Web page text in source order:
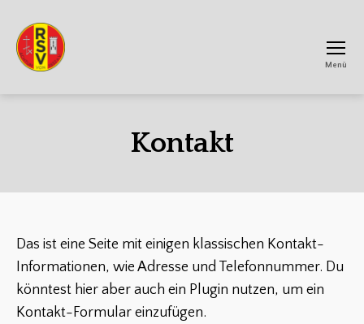
Menü
Kontakt
Das ist eine Seite mit einigen klassischen Kontakt-
Informationen, wie Adresse und Telefonnummer. Du
könntest hier aber auch ein Plugin nutzen, um ein
Kontakt-Formular einzufügen.